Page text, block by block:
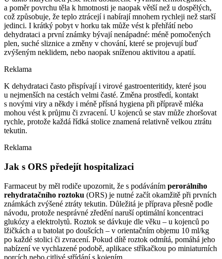
a poměr povrchu těla k hmotnosti je naopak větší než u dospělých,
což způsobuje, že teplo ztrácejí i nabírají mnohem rychleji než starší
jedinci. I krátký pobyt v horku tak může vést k přehřátí nebo
dehydrataci a první známky bývají nenápadné: méně pomočených
plen, suché sliznice a změny v chování, které se projevují buď
zvýšeným neklidem, nebo naopak sníženou aktivitou a apatií.
Reklama
K dehydrataci často přispívají i virové gastroenteritidy, které jsou
u nejmenších na cestách velmi časté. Změna prostředí, kontakt
s novými viry a někdy i méně přísná hygiena při přípravě mléka
mohou vést k průjmu či zvracení. U kojenců se stav může zhoršovat
rychle, protože každá řídká stolice znamená relativně velkou ztrátu
tekutin.
Reklama
Jak s ORS předejít hospitalizaci
Farmaceut by měl rodiče upozornit, že s podáváním perorálního
rehydratačního roztoku (ORS) je nutné začít okamžitě při prvních
známkách zvýšené ztráty tekutin. Důležitá je příprava přesně podle
návodu, protože nesprávné zředění naruší optimální koncentraci
glukózy a elektrolytů. Roztok se dávkuje dle věku –⁠ u kojenců po
lžičkách a u batolat po doušcích –⁠ v orientačním objemu 10 ml⁠/⁠kg
po každé stolici či zvracení. Pokud dítě roztok odmítá, pomáhá jeho
nabízení ve vychlazené podobě, aplikace stříkačkou po miniaturních
porcích nebo citlivé střídání s kojením.